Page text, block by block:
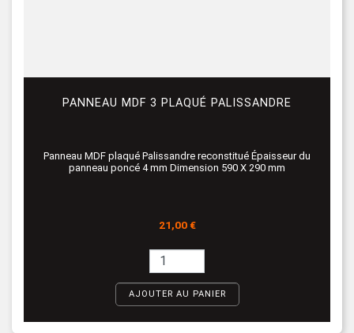
PANNEAU MDF 3 PLAQUÉ PALISSANDRE
Panneau MDF plaqué Palissandre reconstitué Épaisseur du
panneau poncé 4 mm Dimension 590 X 290 mm
Prix
21,00 €
AJOUTER AU PANIER